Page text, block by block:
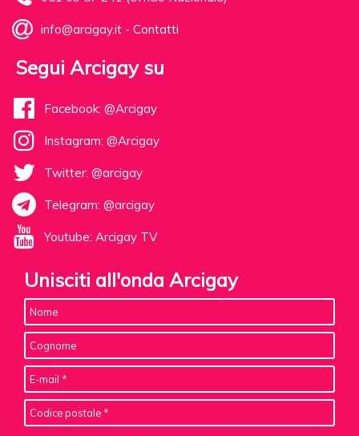
info@arcigay.it - Contatti
Segui Arcigay su
Facebook: @Arcigay
Instagram: @Arcigay
Twitter: @arcigay
Telegram: @arcigay
Youtube: Arcigay TV
Unisciti all'onda Arcigay